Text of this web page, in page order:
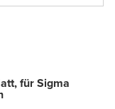
für Sigma